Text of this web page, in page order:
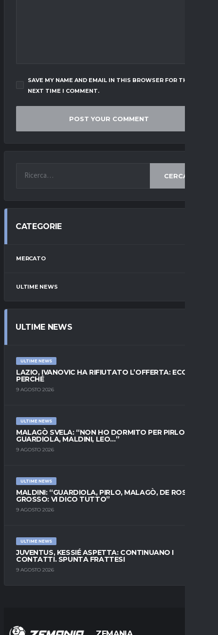
SAVE MY NAME AND EMAIL IN THIS BROWSER FOR THE
NEXT TIME I COMMENT.
CERCA
CATEGORIE
MERCATO
ULTIME NEWS
ULTIME NEWS
ULTIME NEWS
LAZIO, IVANOVIC HA RIFIUTATO L’OFFERTA: ECCO
PERCHÉ
9 AGOSTO 2026
ULTIME NEWS
MALAGÒ SVELA: “NON HO DORMITO PER PIRLO.
GUARDIOLA, MALDINI, LEO…”
9 AGOSTO 2026
ULTIME NEWS
MALDINI: “GUARDIOLA, PIRLO, MALAGÒ, DE ROSSI E
GROSSO: VI DICO TUTTO”
9 AGOSTO 2026
ULTIME NEWS
JUVENTUS, KESSIÉ ASPETTA: CONTINUANO I
CONTATTI. SPUNTA FRATTESI
9 AGOSTO 2026